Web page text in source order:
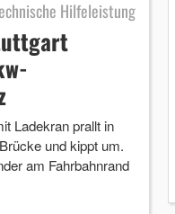
Hilfeleistung
Ladekran prallt in
und kippt um.
am Fahrbahnrand